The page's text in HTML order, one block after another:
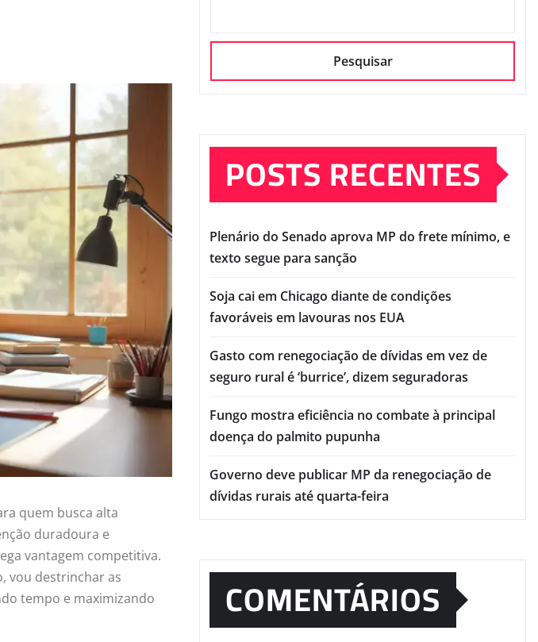
quem busca alta
duradoura e
vantagem competitiva.
vou destrinchar as
tempo e maximizando
Pesquisar
POSTS RECENTES
Plenário do Senado aprova MP do frete mínimo, e
texto segue para sanção
Soja cai em Chicago diante de condições
favoráveis em lavouras nos EUA
Gasto com renegociação de dívidas em vez de
seguro rural é ‘burrice’, dizem seguradoras
Fungo mostra eficiência no combate à principal
doença do palmito pupunha
Governo deve publicar MP da renegociação de
dívidas rurais até quarta-feira
COMENTÁRIOS